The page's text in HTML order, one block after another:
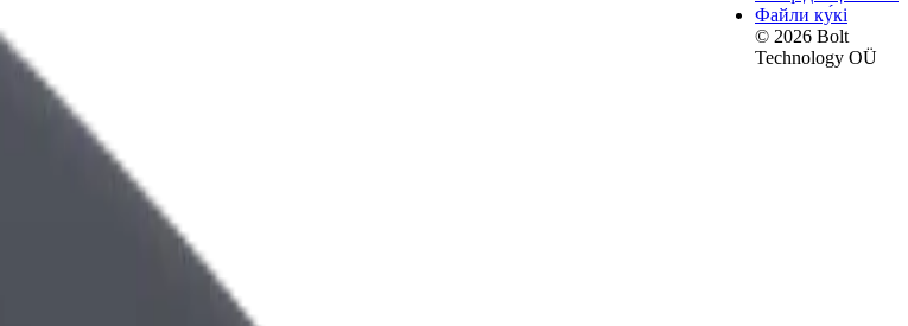
Файли ку́кі
© 2026 Bolt
Technology OÜ